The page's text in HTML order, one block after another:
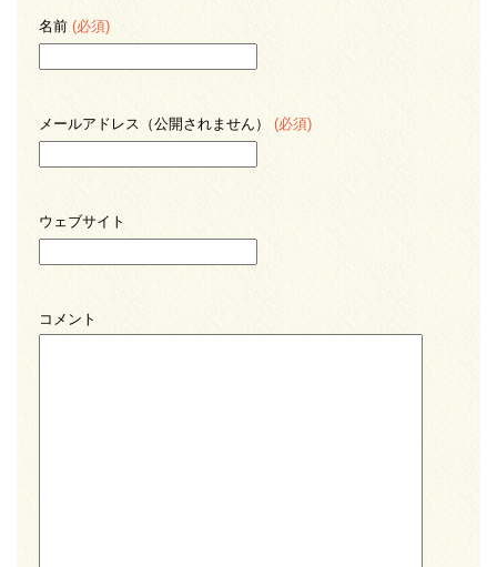
名前 (必須)
メールアドレス（公開されません） (必須)
ウェブサイト
コメント